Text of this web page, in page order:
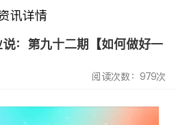
讯详情
说：第九十二期【如何做好一
阅读次数：979次